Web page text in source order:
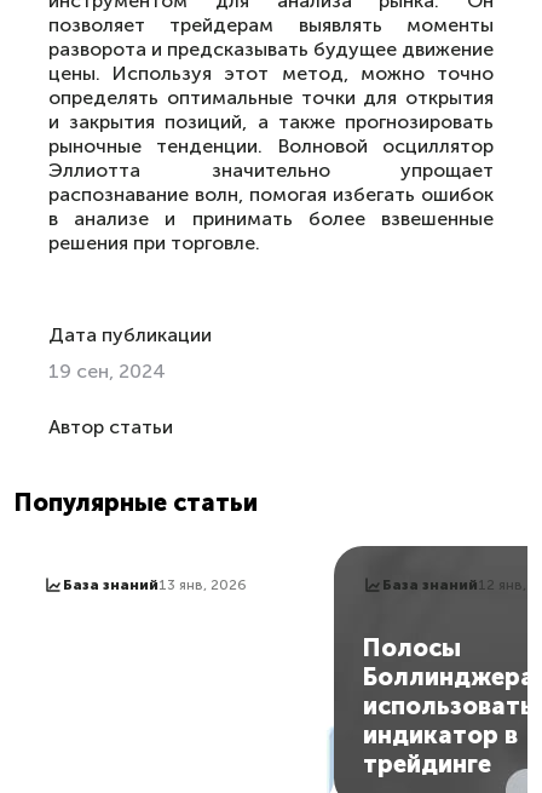
позволяет трейдерам выявлять моменты
разворота и предсказывать будущее движение
цены. Используя этот метод, можно точно
определять оптимальные точки для открытия
и закрытия позиций, а также прогнозировать
рыночные тенденции. Волновой осциллятор
Эллиотта значительно упрощает
распознавание волн, помогая избегать ошибок
в анализе и принимать более взвешенные
решения при торговле.
Дата публикации
19 сен, 2024
Автор статьи
Популярные статьи
База знаний13 янв, 2026 База знаний12 янв,
Полосы
использовать
индикатор в
трейдинге